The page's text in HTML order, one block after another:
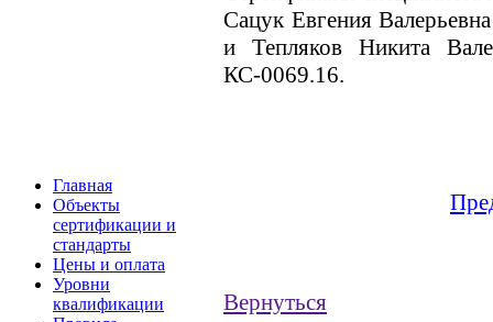
Главная
Объекты
сертификации и
стандарты
Цены и оплата
Уровни
квалификации
Сацук Евгения
и Тепляков Никита
КС-0069.16.
Вернуться